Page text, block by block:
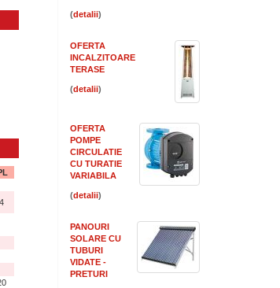
( )
OFERTA
INCALZITOARE
TERASE
( )
OFERTA
POMPE
CIRCULATIE
CU TURATIE
VARIABILA
( )
PANOURI
SOLARE CU
TUBURI
VIDATE -
PRETURI